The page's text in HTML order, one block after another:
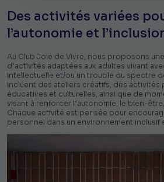
Des activités variées
l’autonomie et
Au Club Joie de Vivre, nous proposons
d’activités adaptées aux adultes vivant
intellectuelle et/ou un trouble du spectre
incluent des ateliers créatifs, des activités
éducatives et culturelles, ainsi que de
visant à renforcer l’autonomie, le bien-
Chaque activité est pensée pour
personnel dans un environnement inclusif